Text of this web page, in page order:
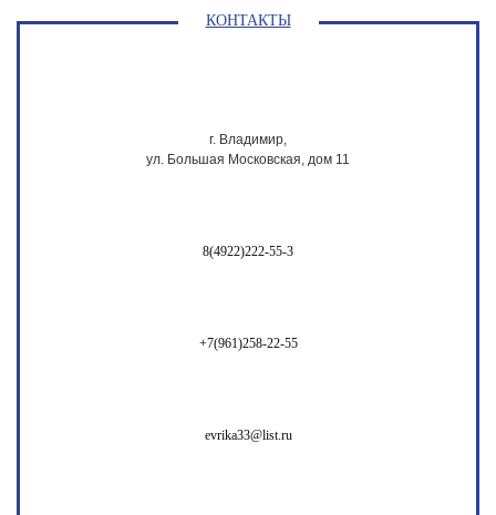
КОНТАКТЫ
г. Владимир,
ул. Большая Московская, дом 11
8(4922)222-55-3
+7(961)258-22-55
evrika33@list.ru